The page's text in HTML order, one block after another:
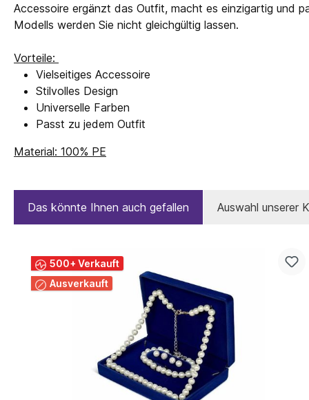
Accessoire ergänzt das Outfit, macht es einzigartig und
Modells werden Sie nicht gleichgültig lassen.
Vorteile:
Vielseitiges Accessoire
Stilvolles Design
Universelle Farben
Passt zu jedem Outfit
Material: 100% PE
Das könnte Ihnen auch gefallen Auswahl unserer
500+ Verkauft
Ausverkauft